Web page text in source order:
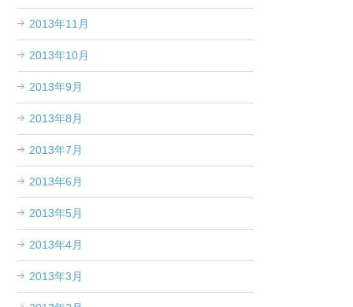
2013年11月
2013年10月
2013年9月
2013年8月
2013年7月
2013年6月
2013年5月
2013年4月
2013年3月